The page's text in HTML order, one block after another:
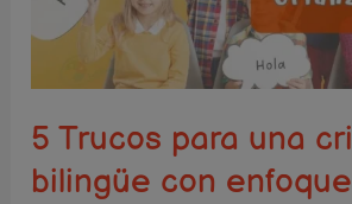
5 Trucos para una
bilingüe con enfoque
crianza
con
enfoque
Montessori